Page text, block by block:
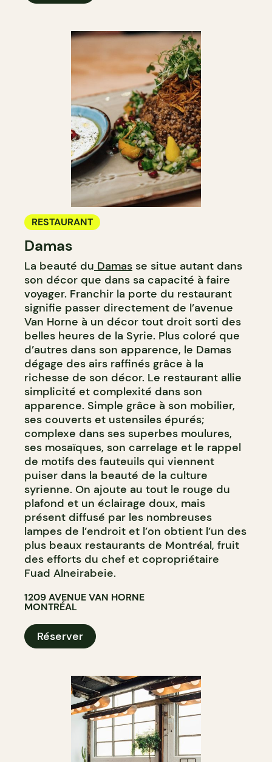
RESTAURANT
Damas
La beauté du Damas se situe autant dans
son décor que dans sa capacité à faire
voyager. Franchir la porte du restaurant
signifie passer directement de l’avenue
Van Horne à un décor tout droit sorti des
belles heures de la Syrie. Plus coloré que
d’autres dans son apparence, le Damas
dégage des airs raffinés grâce à la
richesse de son décor. Le restaurant allie
simplicité et complexité dans son
apparence. Simple grâce à son mobilier,
ses couverts et ustensiles épurés;
complexe dans ses superbes moulures,
ses mosaïques, son carrelage et le rappel
de motifs des fauteuils qui viennent
puiser dans la beauté de la culture
syrienne. On ajoute au tout le rouge du
plafond et un éclairage doux, mais
présent diffusé par les nombreuses
lampes de l’endroit et l’on obtient l’un des
plus beaux restaurants de Montréal, fruit
des efforts du chef et copropriétaire
Fuad Alneirabeie.
1209 AVENUE VAN HORNE
MONTRÉAL
Réserver